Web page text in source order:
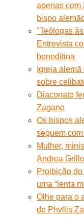
apenas com
bispo
"Teólogas
Entrevista
beneditina
Igreja
sobre
Diaconato
Zagano
Os bispos
seguem
Mulher,
Andrea Grillo
Proibição
uma “lenta
Olhe para o
de Phyllis